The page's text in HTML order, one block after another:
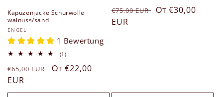
Kapuzenjacke Schurwolle
walnuss/sand
Продавец:
ENGEL
1 Bewertung
(1)1
отзывов
Обычная
цена
€65,00 EUR Цена
скидкой
От €22,00
EUR
отзывов
Обычная
цена
€75,00 EUR Цена
От €30,00
EUR